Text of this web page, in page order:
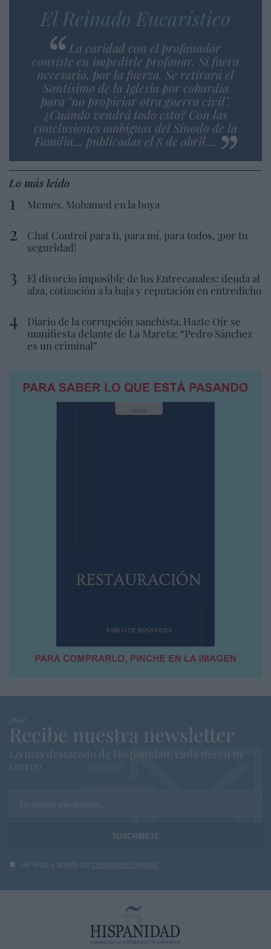
El Reinado Eucarístico
La caridad con el profanador
consiste en impedirle profanar. Si fuera
necesario, por la fuerza. Se retirará el
Santísimo de la Iglesia por cobardía
para "no propiciar otra guerra civil".
¿Cuándo vendrá todo esto? Con las
conclusiones ambiguas del Sínodo de la
Familia… publicadas el 8 de abril…
Lo más leído
Memes. Mohamed en la boya
Chat Control para ti, para mí, para todos, ¡por tu
seguridad!
El divorcio imposible de los Entrecanales: deuda al
alza, cotización a la baja y reputación en entredicho
Diario de la corrupción sanchista. Hazte Oír se
manifiesta delante de La Mareta: “Pedro Sánchez
es un criminal”
Recibe nuestra newsletter
Lo más destacado de Hispanidad, cada dia en tu
correo
Tu correo electrónico...
He leído y acepto las condiciones legales